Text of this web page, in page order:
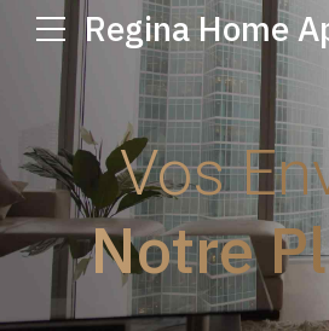
Regina Home
Vos
Notre